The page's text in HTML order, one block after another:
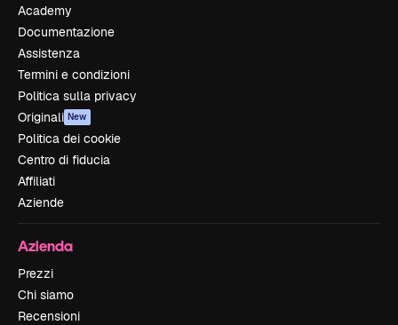
Academy
Documentazione
Assistenza
Termini e condizioni
Politica sulla privacy
Originali New
Politica dei cookie
Centro di fiducia
Affiliati
Aziende
Azienda
Prezzi
Chi siamo
Recensioni